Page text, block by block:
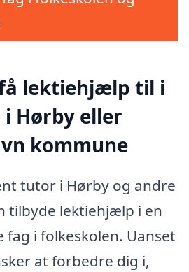
lektiehjælp til i
i Hørby eller
kommune
tutor i Hørby og andre
tilbyde lektiehjælp i en
i folkeskolen. Uanset
at forbedre dig i,